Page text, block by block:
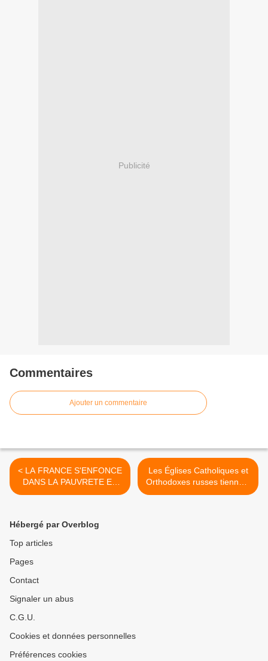
Publicité
Commentaires
Ajouter un commentaire
< LA FRANCE S'ENFONCE
DANS LA PAUVRETE ET
LE CHOMAGE (+ LA
Les Églises Catholiques et
Orthodoxes russes tiennent
une réunion de
Hébergé par Overblog
Top articles
Pages
Contact
Signaler un abus
C.G.U.
Cookies et données personnelles
Préférences cookies